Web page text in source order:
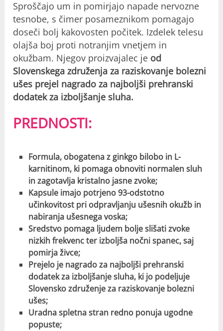
Sproščajo um in pomirjajo napade nervozne
tesnobe, s čimer posameznikom pomagajo
doseči bolj kakovosten počitek. Izdelek telesu
olajša boj proti notranjim vnetjem in
okužbam. Njegov proizvajalec je od
Slovenskega združenja za raziskovanje bolezni
ušes prejel nagrado za najboljši prehranski
dodatek za izboljšanje sluha.
PREDNOSTI:
Formula, obogatena z ginkgo bilobo in L-
karnitinom, ki pomaga obnoviti normalen sluh
in zagotavlja kristalno jasne zvoke;
Kapsule imajo potrjeno 93-odstotno
učinkovitost pri odpravljanju ušesnih okužb in
nabiranja ušesnega voska;
Sredstvo pomaga ljudem bolje slišati zvoke
nizkih frekvenc ter izboljša nočni spanec, saj
pomirja živce;
Prejelo je nagrado za najboljši prehranski
dodatek za izboljšanje sluha, ki jo podeljuje
Slovensko združenje za raziskovanje bolezni
ušes;
Uradna spletna stran redno ponuja ugodne
popuste;